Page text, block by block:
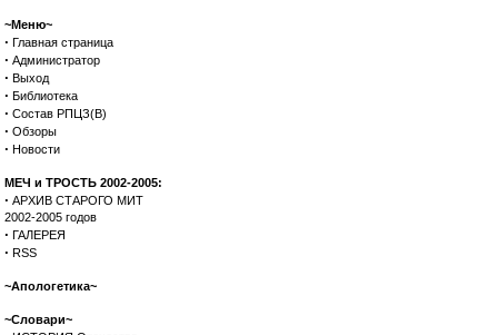
~Меню~
· Главная страница
· Администратор
· Выход
· Библиотека
· Состав РПЦЗ(В)
· Обзоры
· Новости
МЕЧ и ТРОСТЬ 2002-2005:
· АРХИВ СТАРОГО МИТ
2002-2005 годов
· ГАЛЕРЕЯ
· RSS
~Апологетика~
~Словари~